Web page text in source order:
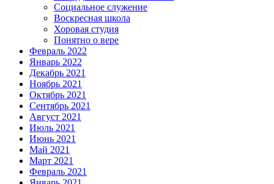
Социальное служение
Воскресная школа
Хоровая студия
Понятно о вере
Февраль 2022
Январь 2022
Декабрь 2021
Ноябрь 2021
Октябрь 2021
Сентябрь 2021
Август 2021
Июль 2021
Июнь 2021
Май 2021
Март 2021
Февраль 2021